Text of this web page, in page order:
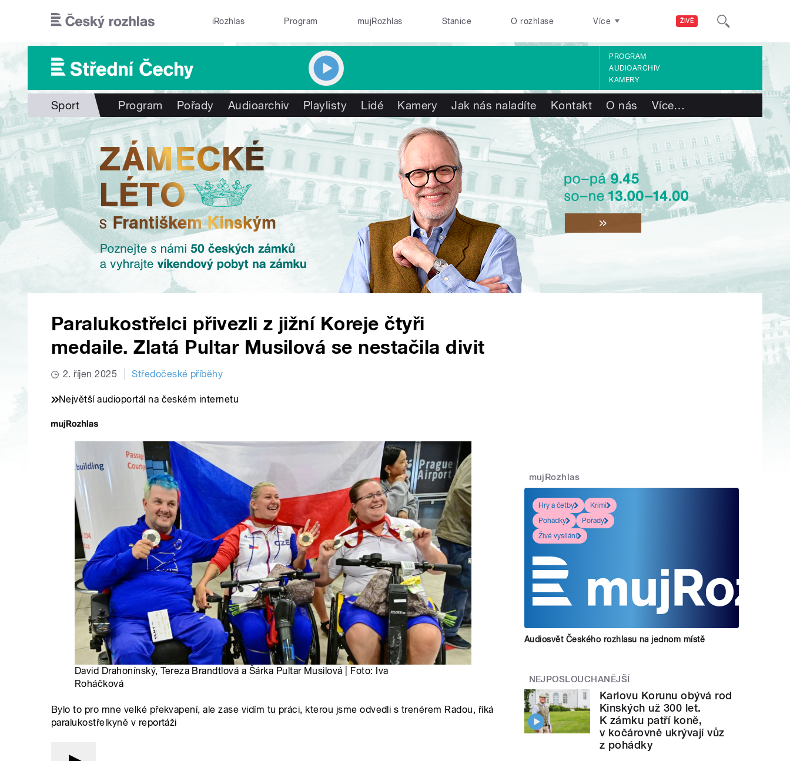
ŽIVĚ
iRozhlas Program mujRozhlas Stanice O rozhlase Více
PROGRAM
AUDIOARCHIV
KAMERY
Sport Program Pořady Audioarchiv Playlisty Lidé Kamery Jak nás naladíte Kontakt O nás Více…
Paralukostřelci přivezli z jižní Koreje čtyři
medaile. Zlatá Pultar Musilová se nestačila divit
2. říjen 2025 Středočeské příběhy
Největší audioportál na českém internetu
David Drahonínský, Tereza Brandtlová a Šárka Pultar Musilová | Foto: Iva
Roháčková
Bylo to pro mne velké překvapení, ale zase vidím tu práci, kterou jsme odvedli s trenérem Radou, říká
paralukostřelkyně v reportáži
mujRozhlas
Hry a četby
Krimi
Pohádky
Pořady
Živé vysílání
Audiosvět Českého rozhlasu na jednom místě
NEJPOSLOUCHANĚJŠÍ
Karlovu Korunu obývá rod
Kinských už 300 let.
K zámku patří koně,
v kočárovně ukrývají vůz
z pohádky